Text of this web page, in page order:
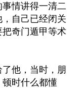
情讲得一清二
自己已经闭关
奇门遁甲等术
他，当时，朋
时什么都懂